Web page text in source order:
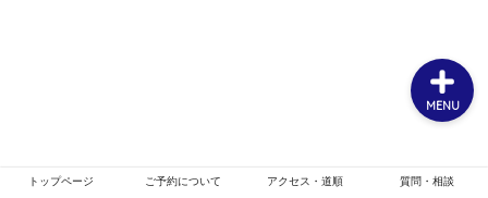
トップページ ご予約について アクセス・道順 質問・相談
MENU